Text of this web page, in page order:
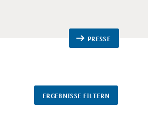
PRESSE
ERGEBNISSE FILTERN